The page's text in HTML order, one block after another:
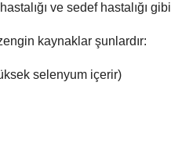
ve sedef hastalığı
kaynaklar şunlardır:
selenyum içerir)